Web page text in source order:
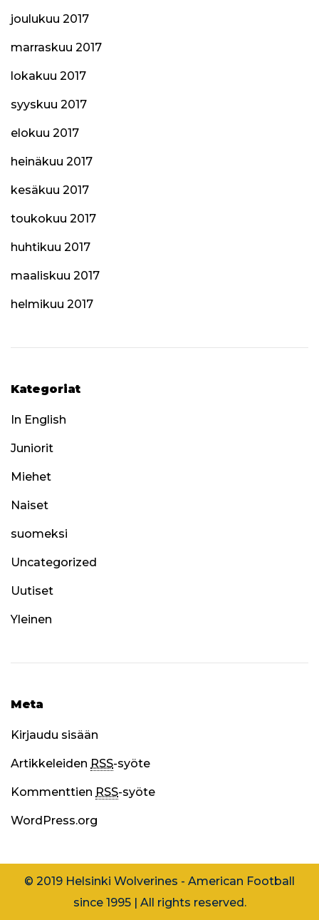
joulukuu 2017
marraskuu 2017
lokakuu 2017
syyskuu 2017
elokuu 2017
heinäkuu 2017
kesäkuu 2017
toukokuu 2017
huhtikuu 2017
maaliskuu 2017
helmikuu 2017
Kategoriat
In English
Juniorit
Miehet
Naiset
suomeksi
Uncategorized
Uutiset
Yleinen
Meta
Kirjaudu sisään
Artikkeleiden RSS-syöte
Kommenttien RSS-syöte
WordPress.org
© 2019 Helsinki Wolverines - American Football
since 1995 | All rights reserved.